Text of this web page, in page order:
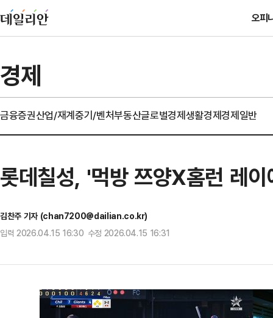
오피
경제
금융증권산업/재계중기/벤처부동산글로벌경제생활경제경제일반
롯데칠성, '먹방 쯔양X홈런 레
김찬주 기자 (chan7200@dailian.co.kr)
입력 2026.04.15 16:30 수정 2026.04.15 16:31